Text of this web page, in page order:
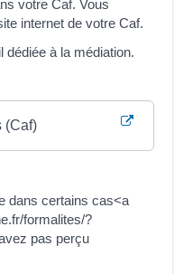
votre Caf. Vous
internet de votre Caf.
à la médiation.
(Caf)
dans certains cas<a
formalites/?
pas perçu